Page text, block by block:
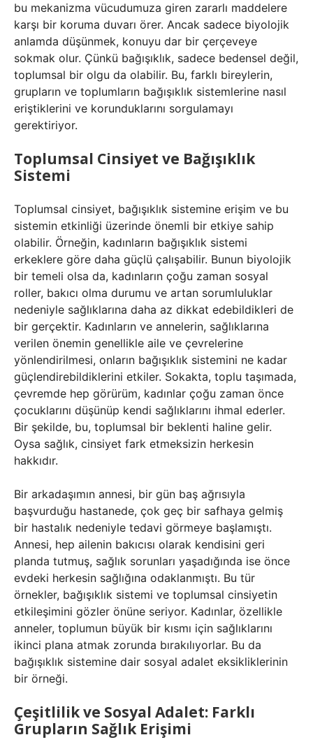
bu mekanizma vücudumuza giren zararlı maddelere
karşı bir koruma duvarı örer. Ancak sadece biyolojik
anlamda düşünmek, konuyu dar bir çerçeveye
sokmak olur. Çünkü bağışıklık, sadece bedensel değil,
toplumsal bir olgu da olabilir. Bu, farklı bireylerin,
grupların ve toplumların bağışıklık sistemlerine nasıl
eriştiklerini ve korunduklarını sorgulamayı
gerektiriyor.
Toplumsal Cinsiyet ve Bağışıklık
Sistemi
Toplumsal cinsiyet, bağışıklık sistemine erişim ve bu
sistemin etkinliği üzerinde önemli bir etkiye sahip
olabilir. Örneğin, kadınların bağışıklık sistemi
erkeklere göre daha güçlü çalışabilir. Bunun biyolojik
bir temeli olsa da, kadınların çoğu zaman sosyal
roller, bakıcı olma durumu ve artan sorumluluklar
nedeniyle sağlıklarına daha az dikkat edebildikleri de
bir gerçektir. Kadınların ve annelerin, sağlıklarına
verilen önemin genellikle aile ve çevrelerine
yönlendirilmesi, onların bağışıklık sistemini ne kadar
güçlendirebildiklerini etkiler. Sokakta, toplu taşımada,
çevremde hep görürüm, kadınlar çoğu zaman önce
çocuklarını düşünüp kendi sağlıklarını ihmal ederler.
Bir şekilde, bu, toplumsal bir beklenti haline gelir.
Oysa sağlık, cinsiyet fark etmeksizin herkesin
hakkıdır.
Bir arkadaşımın annesi, bir gün baş ağrısıyla
başvurduğu hastanede, çok geç bir safhaya gelmiş
bir hastalık nedeniyle tedavi görmeye başlamıştı.
Annesi, hep ailenin bakıcısı olarak kendisini geri
planda tutmuş, sağlık sorunları yaşadığında ise önce
evdeki herkesin sağlığına odaklanmıştı. Bu tür
örnekler, bağışıklık sistemi ve toplumsal cinsiyetin
etkileşimini gözler önüne seriyor. Kadınlar, özellikle
anneler, toplumun büyük bir kısmı için sağlıklarını
ikinci plana atmak zorunda bırakılıyorlar. Bu da
bağışıklık sistemine dair sosyal adalet eksikliklerinin
bir örneği.
Çeşitlilik ve Sosyal Adalet: Farklı
Grupların Sağlık Erişimi